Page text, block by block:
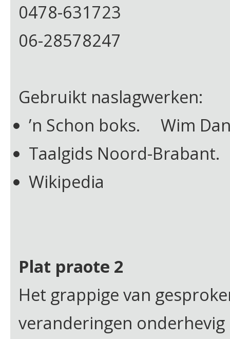
0478-631723
06-28578247
Gebruikt naslagwerken:
’n Schon boks. Wim
Taalgids Noord-Brabant.
Wikipedia
Plat praote 2
Het grappige van
veranderingen onderhevig